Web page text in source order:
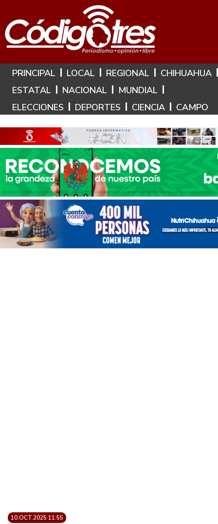
Hoy es: 9 de Agosto de 2026
PRINCIPAL LOCAL REGIONAL
CHIHUAHUA
ESTATAL
NACIONAL
MUNDIAL
ELECCIONES
DEPORTES CIENCIA CAMPO
10.OCT.2025 11:55